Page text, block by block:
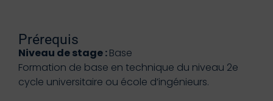
Prérequis
Niveau de stage :Base
Formation de base en technique du niveau 2e
cycle universitaire ou école d’ingénieurs.